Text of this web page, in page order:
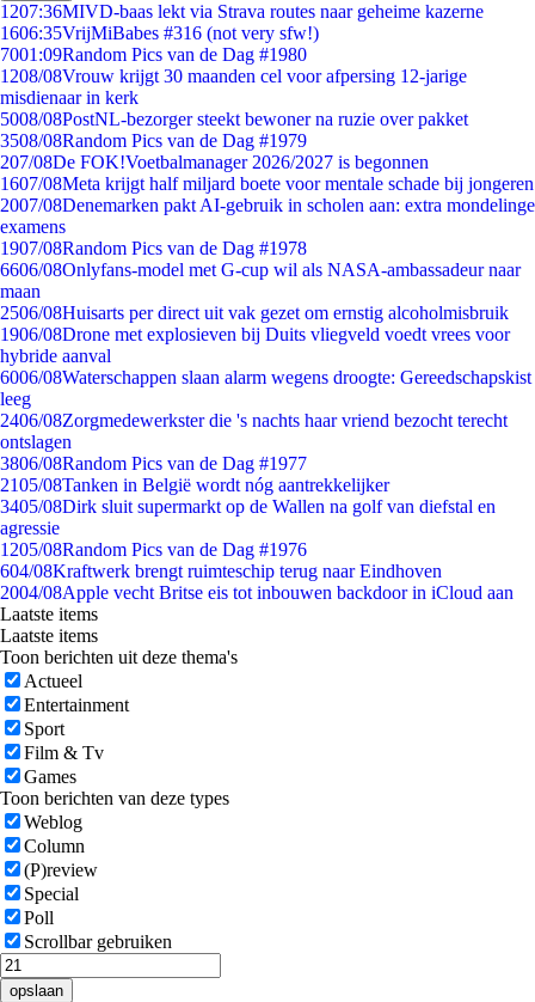
1207:36MIVD-baas lekt via Strava routes naar geheime kazerne
1606:35VrijMiBabes #316 (not very sfw!)
7001:09Random Pics van de Dag #1980
1208/08Vrouw krijgt 30 maanden cel voor afpersing 12-jarige
misdienaar in kerk
5008/08PostNL-bezorger steekt bewoner na ruzie over pakket
3508/08Random Pics van de Dag #1979
207/08De FOK!Voetbalmanager 2026/2027 is begonnen
1607/08Meta krijgt half miljard boete voor mentale schade bij jongeren
2007/08Denemarken pakt AI-gebruik in scholen aan: extra mondelinge
examens
1907/08Random Pics van de Dag #1978
6606/08Onlyfans-model met G-cup wil als NASA-ambassadeur naar
maan
2506/08Huisarts per direct uit vak gezet om ernstig alcoholmisbruik
1906/08Drone met explosieven bij Duits vliegveld voedt vrees voor
hybride aanval
6006/08Waterschappen slaan alarm wegens droogte: Gereedschapskist
leeg
2406/08Zorgmedewerkster die 's nachts haar vriend bezocht terecht
ontslagen
3806/08Random Pics van de Dag #1977
2105/08Tanken in België wordt nóg aantrekkelijker
3405/08Dirk sluit supermarkt op de Wallen na golf van diefstal en
agressie
1205/08Random Pics van de Dag #1976
604/08Kraftwerk brengt ruimteschip terug naar Eindhoven
2004/08Apple vecht Britse eis tot inbouwen backdoor in iCloud aan
Laatste items
Laatste items
Toon berichten uit deze thema's
Actueel
Entertainment
Sport
Film & Tv
Games
Toon berichten van deze types
Weblog
Column
(P)review
Special
Poll
Scrollbar gebruiken
opslaan